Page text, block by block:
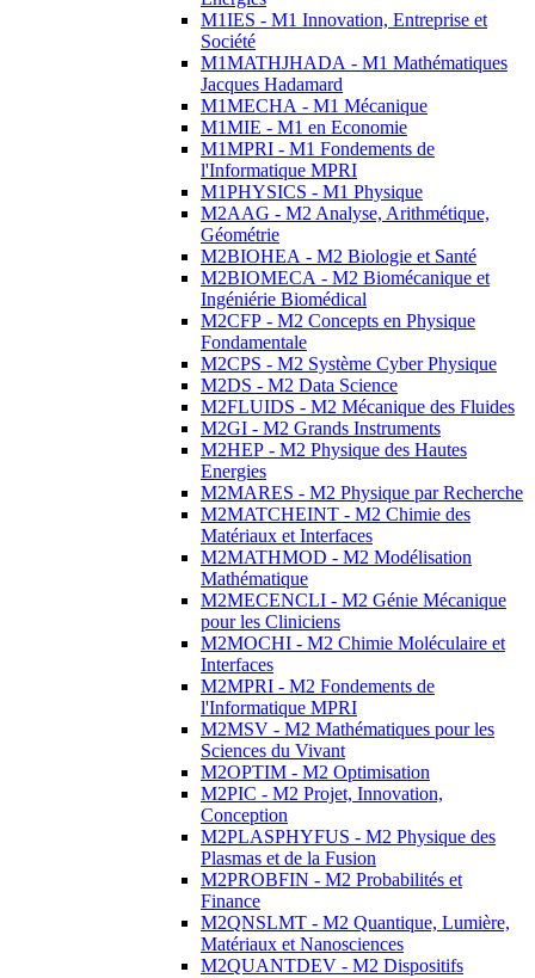
M1IES - M1 Innovation, Entreprise et
Société
M1MATHJHADA - M1 Mathématiques
Jacques Hadamard
M1MECHA - M1 Mécanique
M1MIE - M1 en Economie
M1MPRI - M1 Fondements de
l'Informatique MPRI
M1PHYSICS - M1 Physique
M2AAG - M2 Analyse, Arithmétique,
Géométrie
M2BIOHEA - M2 Biologie et Santé
M2BIOMECA - M2 Biomécanique et
Ingéniérie Biomédical
M2CFP - M2 Concepts en Physique
Fondamentale
M2CPS - M2 Système Cyber Physique
M2DS - M2 Data Science
M2FLUIDS - M2 Mécanique des Fluides
M2GI - M2 Grands Instruments
M2HEP - M2 Physique des Hautes
Energies
M2MARES - M2 Physique par Recherche
M2MATCHEINT - M2 Chimie des
Matériaux et Interfaces
M2MATHMOD - M2 Modélisation
Mathématique
M2MECENCLI - M2 Génie Mécanique
pour les Cliniciens
M2MOCHI - M2 Chimie Moléculaire et
Interfaces
M2MPRI - M2 Fondements de
l'Informatique MPRI
M2MSV - M2 Mathématiques pour les
Sciences du Vivant
M2OPTIM - M2 Optimisation
M2PIC - M2 Projet, Innovation,
Conception
M2PLASPHYFUS - M2 Physique des
Plasmas et de la Fusion
M2PROBFIN - M2 Probabilités et
Finance
M2QNSLMT - M2 Quantique, Lumière,
Matériaux et Nanosciences
M2QUANTDEV - M2 Dispositifs